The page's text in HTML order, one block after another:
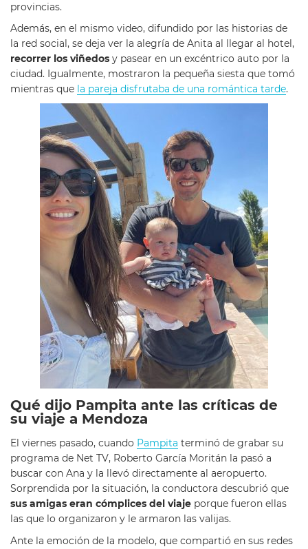
provincias.
Además, en el mismo video, difundido por las historias de
la red social, se deja ver la alegría de Anita al llegar al hotel,
recorrer los viñedos y pasear en un excéntrico auto por la
ciudad. Igualmente, mostraron la pequeña siesta que tomó
mientras que la pareja disfrutaba de una romántica tarde.
Qué dijo Pampita ante las críticas de
su viaje a Mendoza
El viernes pasado, cuando Pampita terminó de grabar su
programa de Net TV, Roberto García Moritán la pasó a
buscar con Ana y la llevó directamente al aeropuerto.
Sorprendida por la situación, la conductora descubrió que
sus amigas eran cómplices del viaje porque fueron ellas
las que lo organizaron y le armaron las valijas.
Ante la emoción de la modelo, que compartió en sus redes